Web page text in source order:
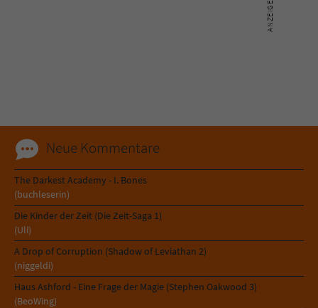
Neue Kommentare
The Darkest Academy - I. Bones
(buchleserin)
Die Kinder der Zeit (Die Zeit-Saga 1)
(Uli)
A Drop of Corruption (Shadow of Leviathan 2)
(niggeldi)
Haus Ashford - Eine Frage der Magie (Stephen Oakwood 3)
(BeoWing)